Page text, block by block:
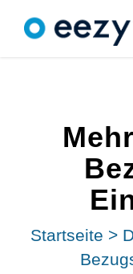
Anmeldung
Startseite >